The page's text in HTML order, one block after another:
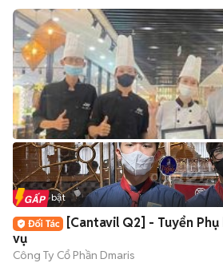
Tin nổi bật
[Cantavil Q2] - Tuyển
vụ
Công Ty Cổ Phần Dmaris